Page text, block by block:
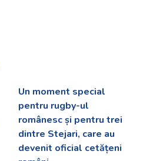
Un moment special
pentru rugby-ul
românesc și pentru trei
dintre Stejari, care au
devenit oficial cetățeni